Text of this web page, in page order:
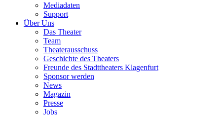
Mediadaten
Support
Über Uns
Das Theater
Team
Theaterausschuss
Geschichte des Theaters
Freunde des Stadttheaters Klagenfurt
Sponsor werden
News
Magazin
Presse
Jobs